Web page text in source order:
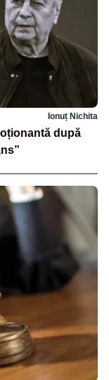
Ionuț Nichita
după